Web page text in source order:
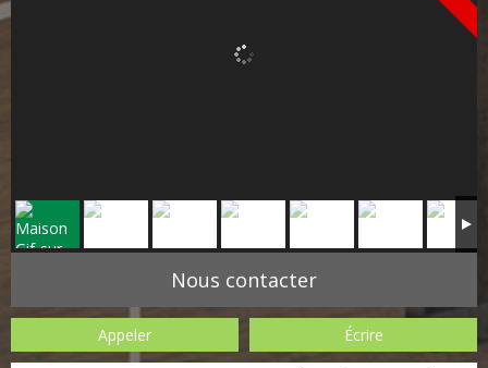
Nous contacter
Appeler Écrire